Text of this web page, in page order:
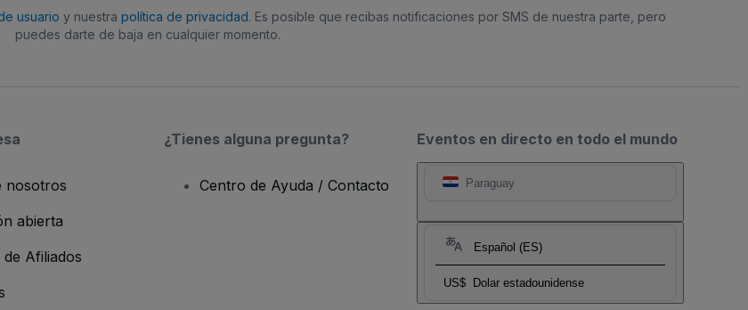
usuario y nuestra política de privacidad. Es posible que recibas notificaciones por SMS de nuestra parte, pero
puedes darte de baja en cualquier momento.
Eventos en directo en todo el mundo
Paraguay
Español (ES)
US$ Dolar estadounidense
nosotros
abierta
Afiliados
¿Tienes alguna pregunta?
Centro de Ayuda / Contacto